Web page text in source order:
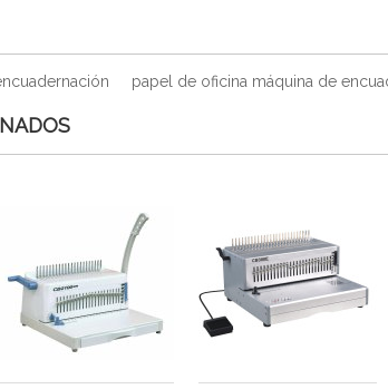
papel de oficina máquina de